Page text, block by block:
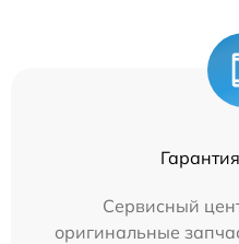
Сервисный
оригинальные